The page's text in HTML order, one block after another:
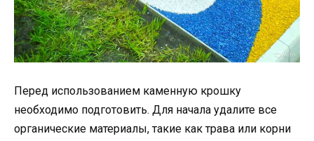
Перед использованием каменную крошку
необходимо подготовить. Для начала удалите все
органические материалы, такие как трава или корни